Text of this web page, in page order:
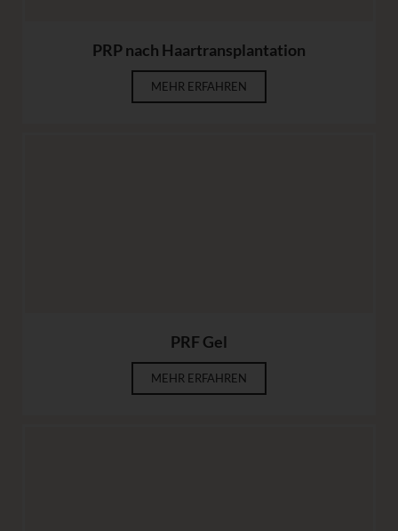
PRP nach Haartransplantation
MEHR ERFAHREN
PRF Gel
MEHR ERFAHREN